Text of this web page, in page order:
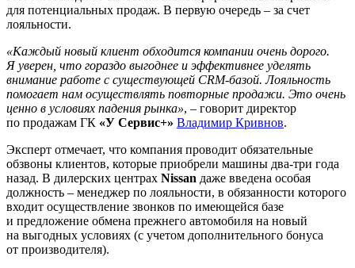
для потенциальных продаж. В первую очередь – за счет
лояльности.
«Каждый новый клиент обходится компании очень дорого.
Я уверен, что гораздо выгоднее и эффективнее уделять
внимание работе с существующей CRM-базой. Лояльность
помогает нам осуществлять повторные продажи. Это очень
ценно в условиях падения рынка», – говорит директор
по продажам ГК «У Сервис+» Владимир Кривнов.
Эксперт отмечает, что компания проводит обязательные
обзвоны клиентов, которые приобрели машины два-три года
назад. В дилерских центрах Nissan даже введена особая
должность – менеджер по лояльности, в обязанности которого
входит осуществление звонков по имеющейся базе
и предложение обмена прежнего автомобиля на новый
на выгодных условиях (с учетом дополнительного бонуса
от производителя).